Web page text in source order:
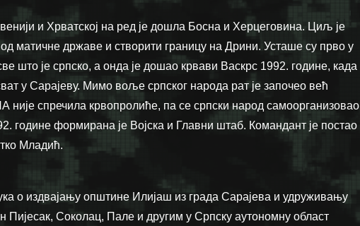
и Хрватској на ред је дошла Босна и Херцеговина. Циљ је
матичне државе и створити границу на Дрини. Усташе су прво у
што је српско, а онда је дошао крвави Васкрс 1992. године, када
у Сарајеву. Мимо воље српског народа рат је започео већ
није спречила крвопролиће, па се српски народ самоорганизовао
године формирана је Војска и Главни штаб. Командант је постао
Младић.
о издвајању општине Илијаш из града Сарајева и удруживању
Пијесак, Соколац, Пале и другим у Српску аутономну област